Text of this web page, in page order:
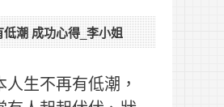
潮 成功心得_李小姐
生不再有低潮，